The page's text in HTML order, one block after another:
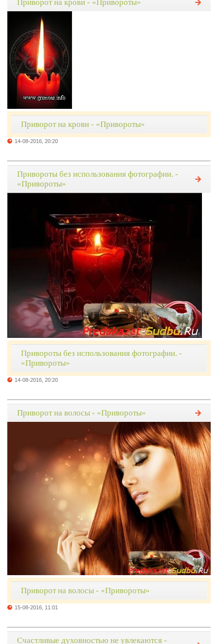
Приворот на крови - «Привороты»
Приворот на крови - «Привороты»
14-08-2016, 20:20
Привороты без использования фотографии. -
«Привороты»
Привороты без использования фотографии. -
«Привороты»
14-08-2016, 20:20
Приворот на волосы - «Привороты»
Приворот на волосы - «Привороты»
15-08-2016, 11:01
Счастливые духовностью не увлекаются -